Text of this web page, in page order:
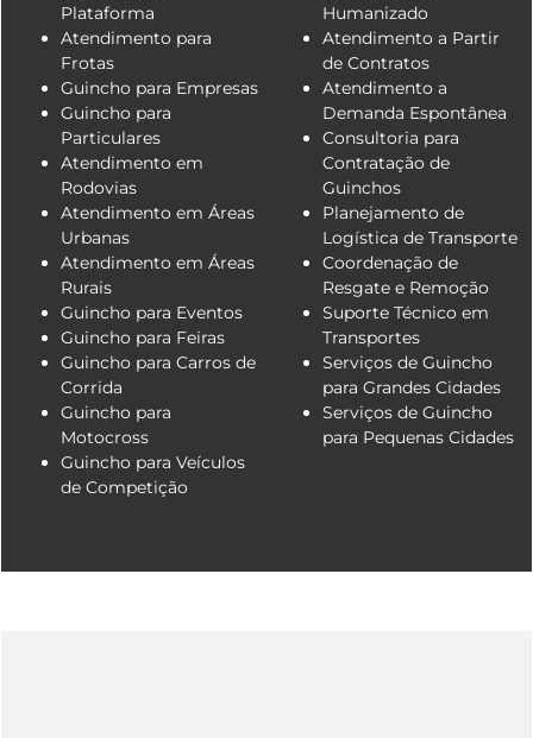
Plataforma
Atendimento para
Frotas
Guincho para Empresas
Guincho para
Particulares
Atendimento em
Rodovias
Atendimento em Áreas
Urbanas
Atendimento em Áreas
Rurais
Guincho para Eventos
Guincho para Feiras
Guincho para Carros de
Corrida
Guincho para
Motocross
Guincho para Veículos
de Competição
Humanizado
Atendimento a Partir
de Contratos
Atendimento a
Demanda Espontânea
Consultoria para
Contratação de
Guinchos
Planejamento de
Logística de Transporte
Coordenação de
Resgate e Remoção
Suporte Técnico em
Transportes
Serviços de Guincho
para Grandes Cidades
Serviços de Guincho
para Pequenas Cidades